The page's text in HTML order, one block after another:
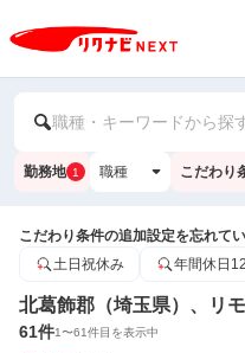
職種・キーワードから探
勤務地 1 職種 こだわり
こだわり条件の追加設定を忘れて
土日祝休み
年間休日
北葛飾郡（埼玉県）、リ
61件1〜61件目を表示中